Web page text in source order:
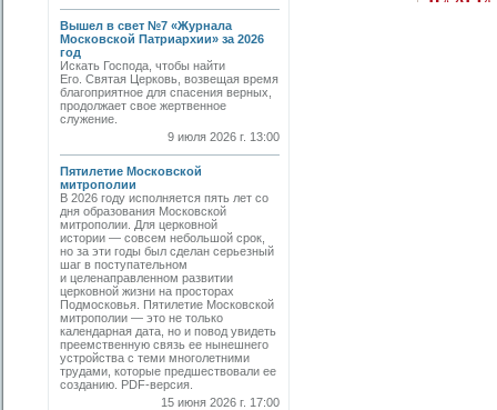
Вышел в свет №7 «Журнала
Московской Патриархии» за 2026
год
Искать Господа, чтобы найти
Его. Святая Церковь, возвещая время
благоприятное для спасения верных,
продолжает свое жертвенное
служение.
9 июля 2026 г. 13:00
Пятилетие Московской
митрополии
В 2026 году исполняется пять лет со
дня образования Московской
митрополии. Для церковной
истории — совсем небольшой срок,
но за эти годы был сделан серьезный
шаг в поступательном
и целенаправленном развитии
церковной жизни на просторах
Подмосковья. Пятилетие Московской
митрополии — это не только
календарная дата, но и повод увидеть
преемственную связь ее нынешнего
устройства с теми многолетними
трудами, которые предшествовали ее
созданию. PDF-версия.
15 июня 2026 г. 17:00